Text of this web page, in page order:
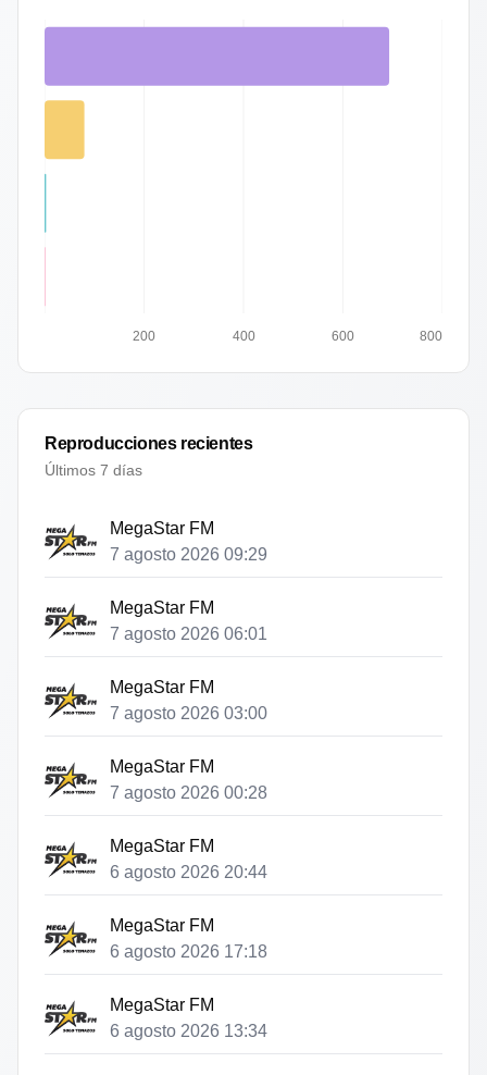
200 400 600 800
Reproducciones recientes
Últimos 7 días
MegaStar FM
7 agosto 2026 09:29
MegaStar FM
7 agosto 2026 06:01
MegaStar FM
7 agosto 2026 03:00
MegaStar FM
7 agosto 2026 00:28
MegaStar FM
6 agosto 2026 20:44
MegaStar FM
6 agosto 2026 17:18
MegaStar FM
6 agosto 2026 13:34